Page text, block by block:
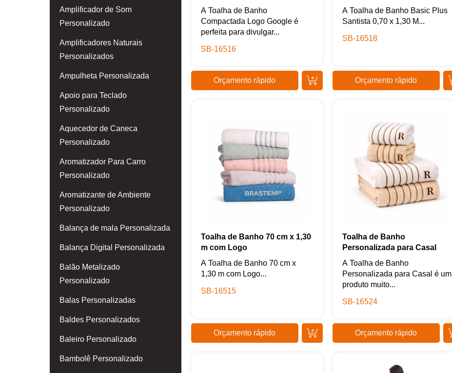
Amplificador de Som
Personalizado
Amplificadores Naturais
Personalizados
Ampulheta Personalizada
Apoio para Teclado
Personalizado
Aquecedor de Caneca
Personalizado
Aromatizador Para Carro
Personalizado
Aromatizante de Ambiente
Personalizado
Balança de mala Personalizada
Balança Digital Personalizada
Balão Metalizado
Personalizado
Balas Personalizadas
Baldes Personalizados
Baleiro Personalizado
Bambolê Personalizado
A Toalha de Banho
Compactada Logo Google é
perfeita para divulgar...
SB-16516
Orçamento rápido
A Toalha de Banho Basic Plus
Santista 0,70 x 1,30 M...
SB-16518
Orçamento rápido
Toalha de Banho 70 cm x 1,30
m com Logo
A Toalha de Banho 70 cm x
1,30 m com Logo...
SB-16515
Orçamento rápido
Toalha de Banho
Personalizada para Casal
A Toalha de Banho
Personalizada para Casal é um
produto muito...
SB-16524
Orçamento rápido
Samurai Brindes